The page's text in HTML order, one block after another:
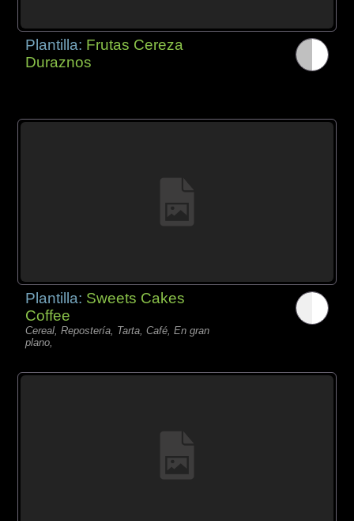
Plantilla: Frutas Cereza
Duraznos
Plantilla: Sweets Cakes
Coffee
Cereal, Repostería, Tarta, Café, En gran
plano,